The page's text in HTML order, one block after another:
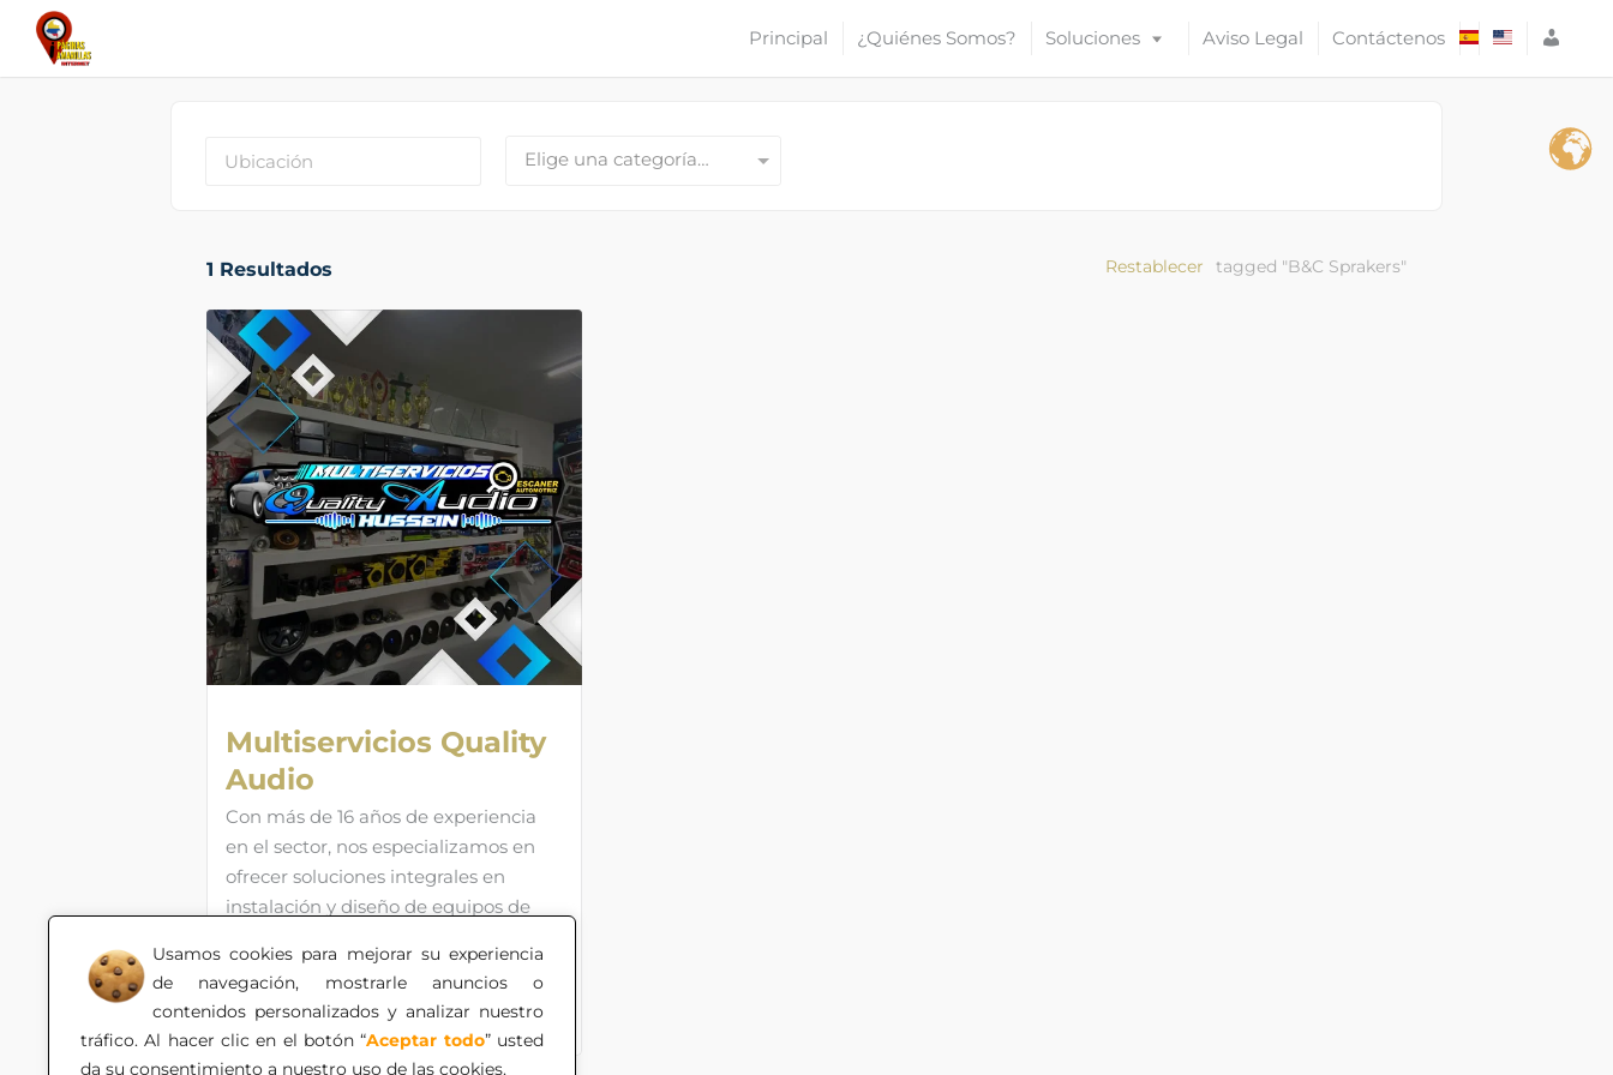
Usamos cookies para mejorar su experiencia
de navegación, mostrarle anuncios o
contenidos personalizados y analizar nuestro
tráfico. Al hacer clic en el botón “Aceptar todo” usted
da su consentimiento a nuestro uso de las cookies.
Principal ¿Quiénes Somos? Soluciones Aviso Legal Contáctenos
S
O
Elige una categoría…
1 Resultados tagged "B&C Sprakers"
Restablecer
Multiservicios Quality
Audio
Con más de 16 años de experiencia
en el sector, nos especializamos en
ofrecer soluciones integrales en
instalación y diseño de equipos de
cámaras de seguridad y sensores de
proximidad para automóviles.